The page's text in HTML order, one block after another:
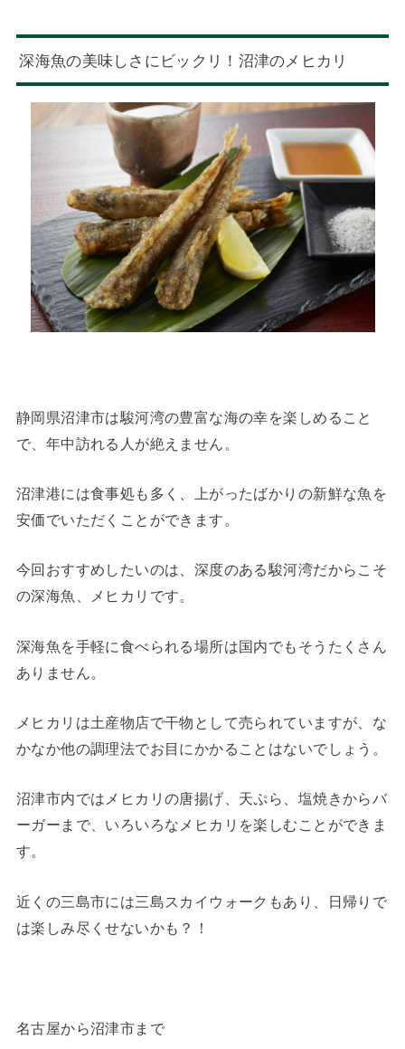
深海魚の美味しさにビックリ！沼津のメヒカリ
静岡県沼津市は駿河湾の豊富な海の幸を楽しめること
で、年中訪れる人が絶えません。
沼津港には食事処も多く、上がったばかりの新鮮な魚を
安価でいただくことができます。
今回おすすめしたいのは、深度のある駿河湾だからこそ
の深海魚、メヒカリです。
深海魚を手軽に食べられる場所は国内でもそうたくさん
ありません。
メヒカリは土産物店で干物として売られていますが、な
かなか他の調理法でお目にかかることはないでしょう。
沼津市内ではメヒカリの唐揚げ、天ぷら、塩焼きからバ
ーガーまで、いろいろなメヒカリを楽しむことができま
す。
近くの三島市には三島スカイウォークもあり、日帰りで
は楽しみ尽くせないかも？！
名古屋から沼津市まで